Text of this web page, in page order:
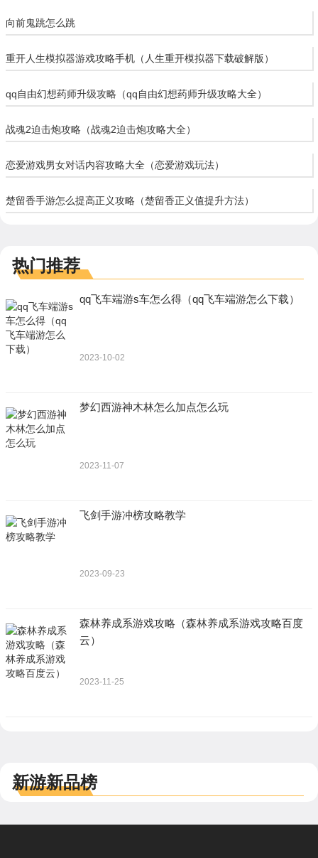
向前鬼跳怎么跳
重开人生模拟器游戏攻略手机（人生重开模拟器下载破解版）
qq自由幻想药师升级攻略（qq自由幻想药师升级攻略大全）
战魂2迫击炮攻略（战魂2迫击炮攻略大全）
恋爱游戏男女对话内容攻略大全（恋爱游戏玩法）
楚留香手游怎么提高正义攻略（楚留香正义值提升方法）
热门推荐
qq飞车端游s车怎么得（qq飞车端游怎么下载）
2023-10-02
梦幻西游神木林怎么加点怎么玩
2023-11-07
飞剑手游冲榜攻略教学
2023-09-23
森林养成系游戏攻略（森林养成系游戏攻略百度
云）
2023-11-25
新游新品榜